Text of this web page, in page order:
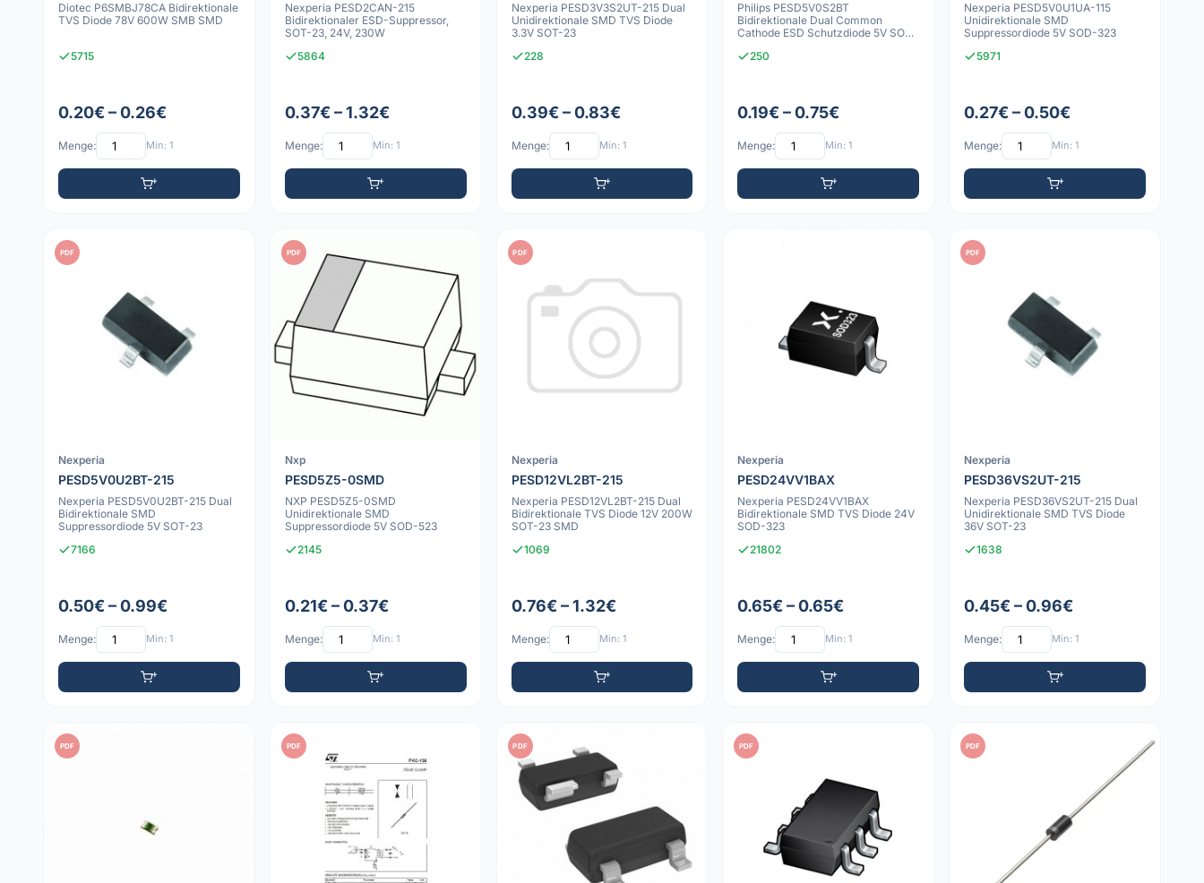
Diotec P6SMBJ78CA Bidirektionale
TVS Diode 78V 600W SMB SMD
5715
0.20€ – 0.26€
Menge: Min: 1
Nexperia PESD2CAN-215
Bidirektionaler ESD-Suppressor,
SOT-23, 24V, 230W
5864
0.37€ – 1.32€
Menge: Min: 1
Nexperia PESD3V3S2UT-215 Dual
Unidirektionale SMD TVS Diode
3.3V SOT-23
228
0.39€ – 0.83€
Menge: Min: 1
Philips PESD5V0S2BT
Bidirektionale Dual Common
Cathode ESD Schutzdiode 5V SOT-
250
0.19€ – 0.75€
Menge: Min: 1
Nexperia PESD5V0U1UA-115
Unidirektionale SMD
Suppressordiode 5V SOD-323
5971
0.27€ – 0.50€
Menge: Min: 1
PDF
Nexperia
PESD5V0U2BT-215
Nexperia PESD5V0U2BT-215 Dual
Bidirektionale SMD
Suppressordiode 5V SOT-23
7166
0.50€ – 0.99€
Menge: Min: 1
PDF
Nxp
PESD5Z5-0SMD
NXP PESD5Z5-0SMD
Unidirektionale SMD
Suppressordiode 5V SOD-523
2145
0.21€ – 0.37€
Menge: Min: 1
PDF
Nexperia
PESD12VL2BT-215
Nexperia PESD12VL2BT-215 Dual
Bidirektionale TVS Diode 12V 200W
SOT-23 SMD
1069
0.76€ – 1.32€
Menge: Min: 1
Nexperia
PESD24VV1BAX
Nexperia PESD24VV1BAX
Bidirektionale SMD TVS Diode 24V
SOD-323
21802
0.65€ – 0.65€
Menge: Min: 1
PDF
Nexperia
PESD36VS2UT-215
Nexperia PESD36VS2UT-215 Dual
Unidirektionale SMD TVS Diode
36V SOT-23
1638
0.45€ – 0.96€
Menge: Min: 1
PDF PDF PDF PDF PDF